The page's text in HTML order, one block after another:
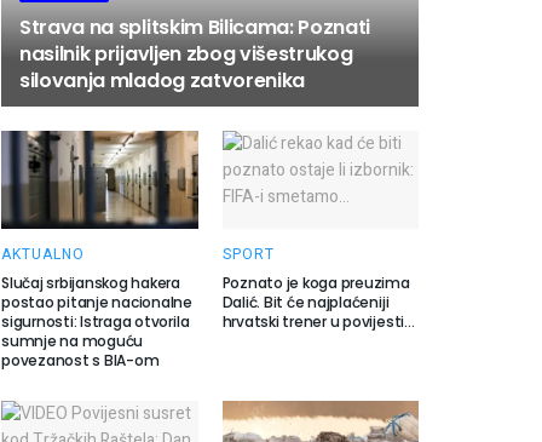
Strava na splitskim Bilicama: Poznati
nasilnik prijavljen zbog višestrukog
silovanja mladog zatvorenika
AKTUALNO
Slučaj srbijanskog hakera
postao pitanje nacionalne
sigurnosti: Istraga otvorila
sumnje na moguću
povezanost s BIA-om
SPORT
Poznato je koga preuzima
Dalić. Bit će najplaćeniji
hrvatski trener u povijesti…